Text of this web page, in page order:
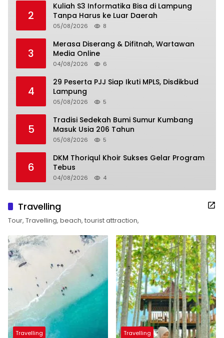
2
Kuliah S3 Informatika Bisa di Lampung
Tanpa Harus ke Luar Daerah
05/08/2026 8
3
Merasa Diserang & Difitnah, Wartawan
Media Online
04/08/2026 6
4
29 Peserta PJJ Siap Ikuti MPLS, Disdikbud
Lampung
05/08/2026 5
5
Tradisi Sedekah Bumi Sumur Kumbang
Masuk Usia 206 Tahun
05/08/2026 5
6
DKM Thoriqul Khoir Sukses Gelar Program
Tebus
04/08/2026 4
Travelling
Tour, Travelling, beach, tourist attraction,
Travelling Travelling